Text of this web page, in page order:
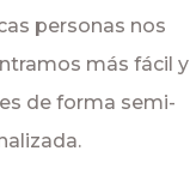
personas nos
más fácil y
de forma semi-